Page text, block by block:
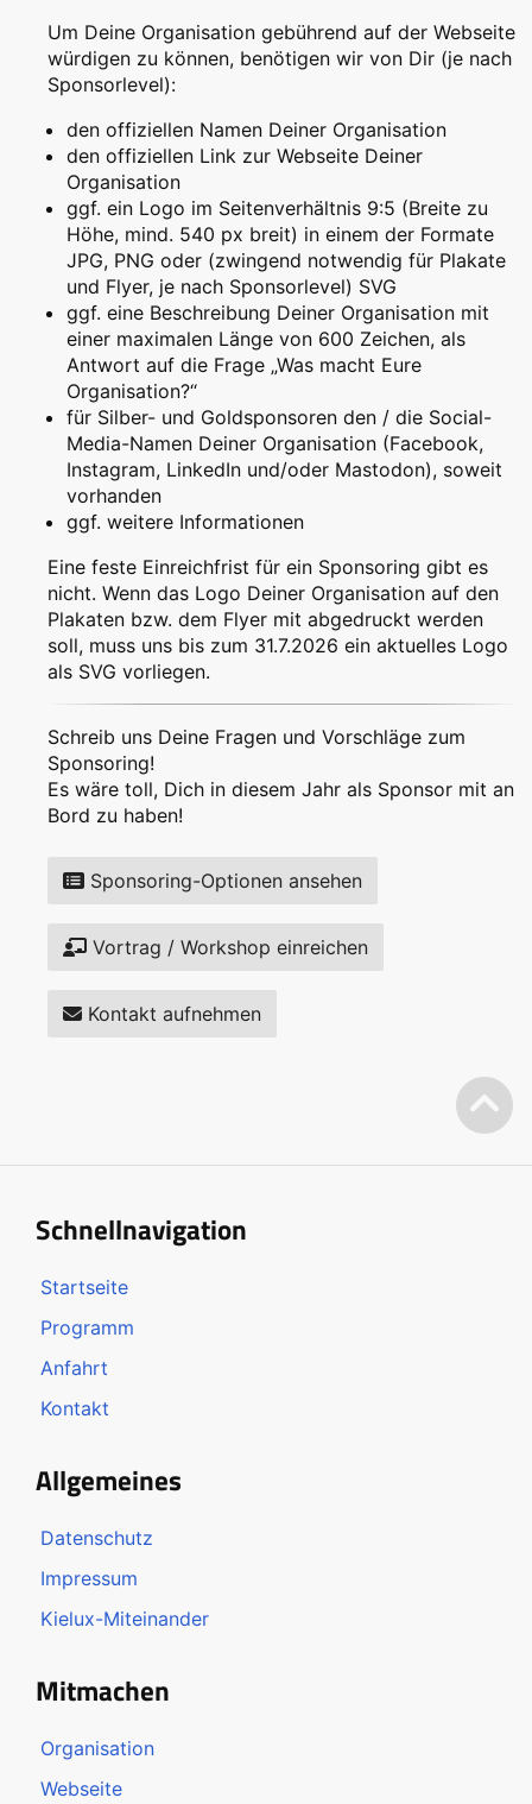
Um Deine Organisation gebührend auf der Webseite
würdigen zu können, benötigen wir von Dir (je nach
Sponsorlevel):
den offiziellen Namen Deiner Organisation
den offiziellen Link zur Webseite Deiner
Organisation
ggf. ein Logo im Seitenverhältnis 9:5 (Breite zu
Höhe, mind. 540 px breit) in einem der Formate
JPG, PNG oder (zwingend notwendig für Plakate
und Flyer, je nach Sponsorlevel) SVG
ggf. eine Beschreibung Deiner Organisation mit
einer maximalen Länge von 600 Zeichen, als
Antwort auf die Frage „Was macht Eure
Organisation?“
für Silber- und Goldsponsoren den / die Social-
Media-Namen Deiner Organisation (Facebook,
Instagram, LinkedIn und/oder Mastodon), soweit
vorhanden
ggf. weitere Informationen
Eine feste Einreichfrist für ein Sponsoring gibt es
nicht. Wenn das Logo Deiner Organisation auf den
Plakaten bzw. dem Flyer mit abgedruckt werden
soll, muss uns bis zum 31.7.2026 ein aktuelles Logo
als SVG vorliegen.
Schreib uns Deine Fragen und Vorschläge zum
Sponsoring!
Es wäre toll, Dich in diesem Jahr als Sponsor mit an
Bord zu haben!
Sponsoring-Optionen ansehen
Vortrag / Workshop einreichen
Kontakt aufnehmen
Schnellnavigation
Startseite
Programm
Anfahrt
Kontakt
Allgemeines
Datenschutz
Impressum
Kielux-Miteinander
Mitmachen
Organisation
Webseite